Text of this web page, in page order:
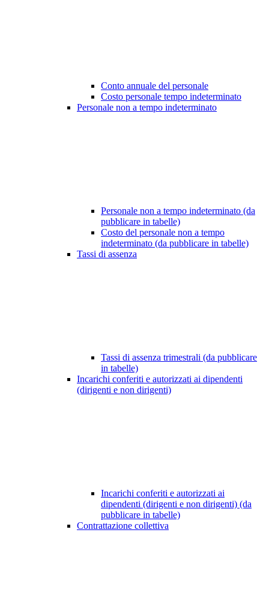
Conto annuale del personale
Costo personale tempo indeterminato
Personale non a tempo indeterminato
Personale non a tempo indeterminato (da
pubblicare in tabelle)
Costo del personale non a tempo
indeterminato (da pubblicare in tabelle)
Tassi di assenza
Tassi di assenza trimestrali (da pubblicare
in tabelle)
Incarichi conferiti e autorizzati ai dipendenti
(dirigenti e non dirigenti)
Incarichi conferiti e autorizzati ai
dipendenti (dirigenti e non dirigenti) (da
pubblicare in tabelle)
Contrattazione collettiva